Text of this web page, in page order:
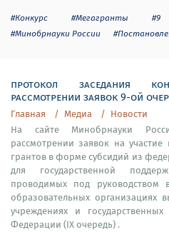
#Конкурс #Мегагранты #9
#Минобрнауки России
протокол заседания
рассмотрении заявок 9-ой
Главная Медиа
Новости
На сайте Минобрнауки
рассмотрении заявок на
грантов в форме субсидий из
для государственной
проводимых под руководством
образовательных организациях
учреждениях и
Федерации (IX очередь) .